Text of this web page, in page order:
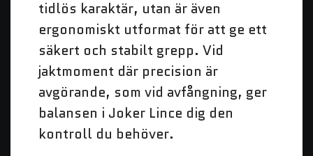
tidlös karaktär, utan är även
ergonomiskt utformat för att ge ett
säkert och stabilt grepp. Vid
jaktmoment där precision är
avgörande, som vid avfångning, ger
balansen i Joker Lince dig den
kontroll du behöver.